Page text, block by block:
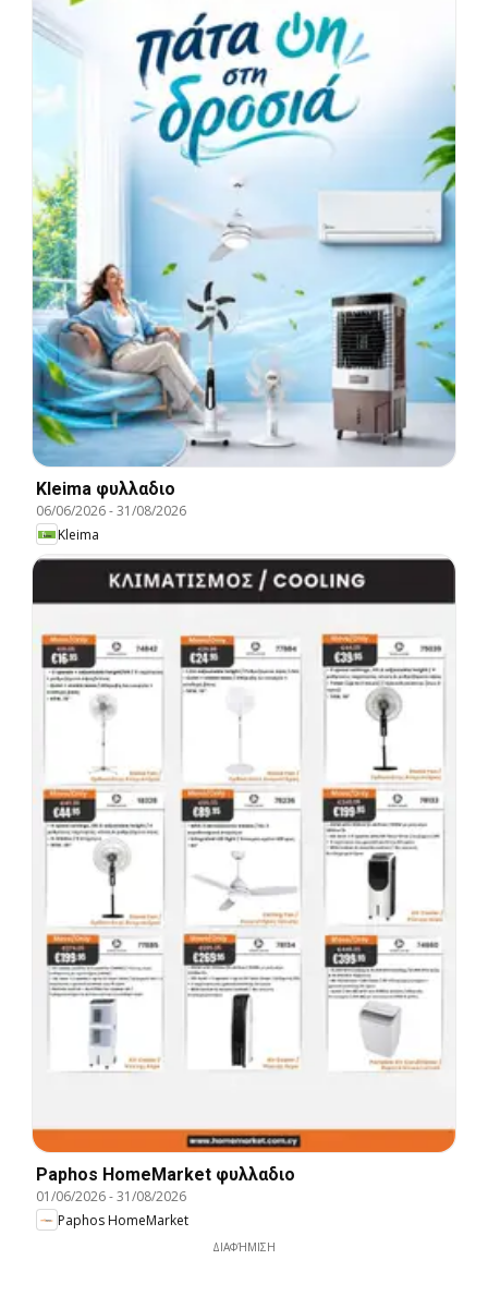
Kleima φυλλαδιο
06/06/2026-31/08/2026
Kleima
Paphos HomeMarket φυλλαδιο
01/06/2026-31/08/2026
Paphos HomeMarket
ΔΙΑΦΉΜΙΣΗ